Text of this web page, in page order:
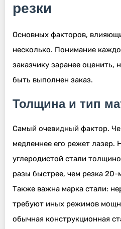
резки
Основных факторов,
несколько. Понимание
заказчику заранее оценить,
быть выполнен заказ.
Толщина и тип
Самый очевидный фактор.
медленнее его режет лазер.
углеродистой стали
разы быстрее, чем резка 20-
Также важна марка стали:
требуют иных режимов
обычная конструкционная